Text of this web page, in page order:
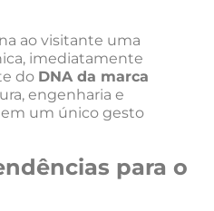
ao visitante uma
imediatamente
do DNA da marca
engenharia e
um único gesto
para o